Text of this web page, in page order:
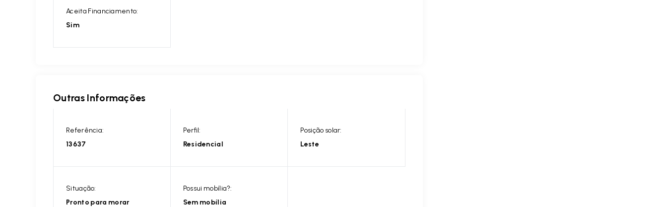
Aceita Financiamento:
Sim
Outras Informações
Referência:
13637
Perfil:
Residencial
Posição solar:
Leste
Situação:
Pronto para morar
Possui mobília?:
Sem mobília